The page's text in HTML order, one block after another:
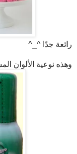
رائعة جدًا ^_^
وهذه نوعية الألوان